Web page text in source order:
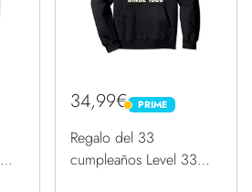
34,99€ PRIME
PRIME
Regalo del 33
cumpleaños Level 33